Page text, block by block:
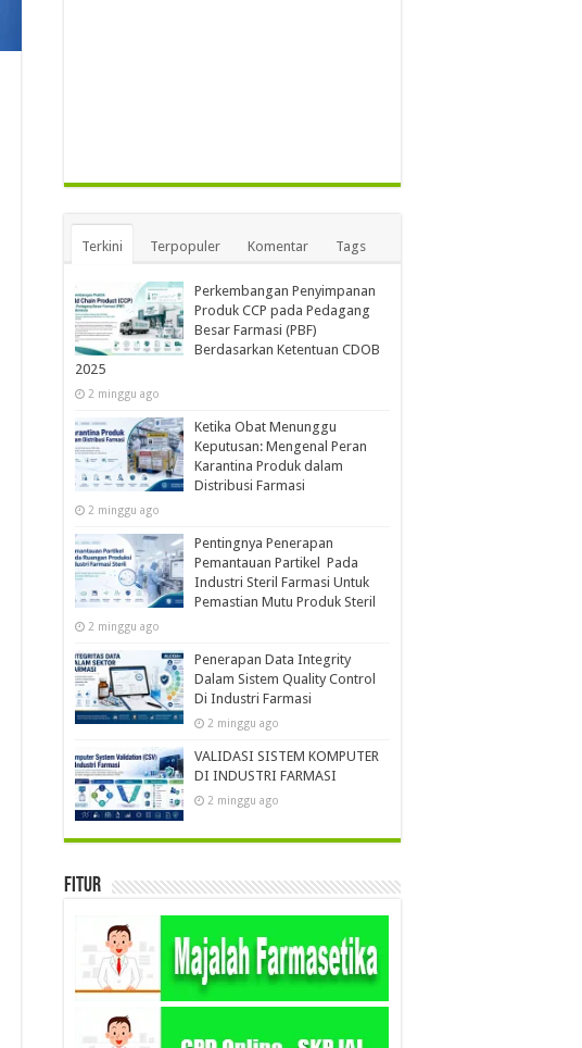
Terkini Terpopuler Komentar Tags
Perkembangan Penyimpanan
Produk CCP pada Pedagang
Besar Farmasi (PBF)
Berdasarkan Ketentuan CDOB
2025
2 minggu ago
Ketika Obat Menunggu
Keputusan: Mengenal Peran
Karantina Produk dalam
Distribusi Farmasi
2 minggu ago
Pentingnya Penerapan
Pemantauan Partikel Pada
Industri Steril Farmasi Untuk
Pemastian Mutu Produk Steril
2 minggu ago
Penerapan Data Integrity
Dalam Sistem Quality Control
Di Industri Farmasi
2 minggu ago
VALIDASI SISTEM KOMPUTER
DI INDUSTRI FARMASI
2 minggu ago
Fitur